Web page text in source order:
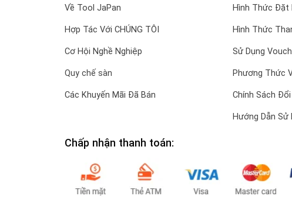
Về Tool JaPan
Hợp Tác Với CHÚNG TÔI
Cơ Hội Nghề Nghiệp
Quy chế sàn
Các Khuyến Mãi Đã Bán
Hình Thức Đặt
Hình Thức
Sử Dụng
Phương Thức
Chính Sách
Hướng Dẫn Sử
Chấp nhận thanh toán: